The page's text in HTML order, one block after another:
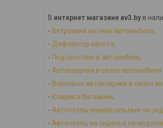
В интернет магазине av3.by в
- Ветровики на окна автомобиля;
- Дефлектор капота;
- Подлокотник в автомобиль;
- Автоковрики в салон
- Ворсовые автоковрики в салон
- Коврик в багажник;
- Авточехлы универсальные на
- Авточехлы на сиденья по